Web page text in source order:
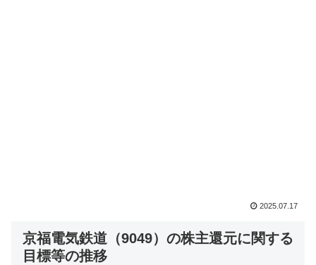
2025.07.17
京福電気鉄道（9049）の株主還元に関する
目標等の推移